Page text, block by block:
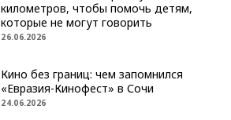
километров, чтобы помочь детям,
которые не могут говорить
26.06.2026
Кино без границ: чем запомнился
«Евразия-Кинофест» в Сочи
24.06.2026